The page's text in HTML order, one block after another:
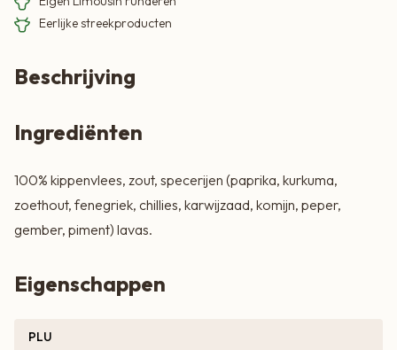
Eerlijke streekproducten
Beschrijving
Ingrediënten
100% kippenvlees, zout, specerijen (paprika, kurkuma,
zoethout, fenegriek, chillies, karwijzaad, komijn, peper,
gember, piment) lavas.
Eigenschappen
PLU